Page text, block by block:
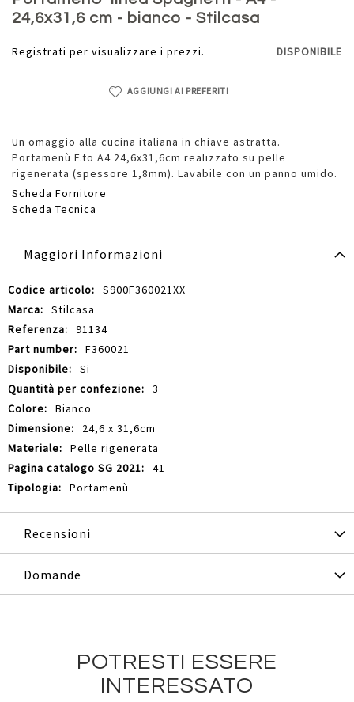
24,6x31,6 cm - bianco - Stilcasa
Registrati per visualizzare i prezzi. DISPONIBILE
AGGIUNGI AI PREFERITI
Un omaggio alla cucina italiana in chiave astratta.
Portamenù F.to A4 24,6x31,6cm realizzato su pelle
rigenerata (spessore 1,8mm). Lavabile con un panno umido.
Scheda Fornitore
Scheda Tecnica
della
galleria
immagini
Maggiori Informazioni
Maggiori
Informazioni
S900F360021XX
Stilcasa
91134
F360021
Si
3
Bianco
24,6 x 31,6cm
Pelle rigenerata
41
Portamenù
Recensioni
Domande
POTRESTI ESSERE
INTERESSATO